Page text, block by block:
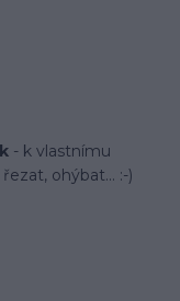
- k vlastnímu
ohýbat... :-)